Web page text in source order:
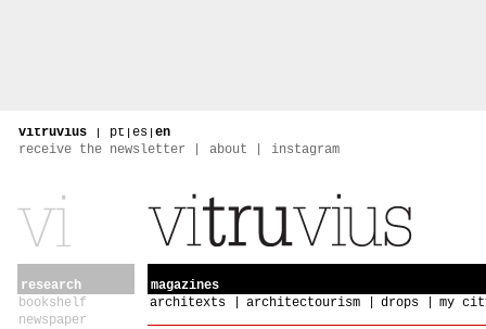
vitruvius | pt | es | en
receive the newsletter
about instagram
research
bookshelf
newspaper
magazines
architexts
architectourism drops my